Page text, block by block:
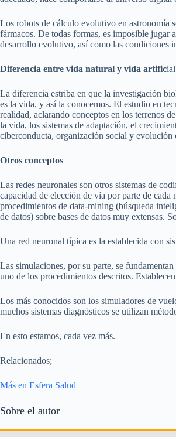
Los robots de cálculo evolutivo en astronomía
fármacos. De todas formas, es imposible jugar
desarrollo evolutivo, así como las condiciones
Diferencia entre vida natural y vida artificial
La diferencia estriba en que la investigación
es la vida, y así la conocemos. El estudio en
realidad, aclarando conceptos en los terrenos
la vida, los sistemas de adaptación, el
ciberconducta, organización social y evolución
Otros conceptos
Las redes neuronales son otros sistemas de
capacidad de elección de vía por parte de
procedimientos de data-mining (búsqueda
de datos) sobre bases de datos muy extensas.
Una red neuronal típica es la establecida con
Las simulaciones, por su parte, se
uno de los procedimientos descritos.
Los más conocidos son los simuladores de
muchos sistemas diagnósticos se utilizan
En esto estamos, cada vez más.
Relacionados;
Más en Esfera Salud
Sobre el autor